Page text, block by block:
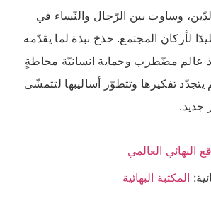
وساوت بين الرّجال والنّساء في
لأركان المجتمع. خذخ نبذة لما يقدّمه
عالم مضّطرب وحماية انسانيّة محاطةٍ
يتجدّد تفكيرها وتتطوّر أساليبها لتتمشّى
جديد.
البهائي العالمي
المكتبة البهائية